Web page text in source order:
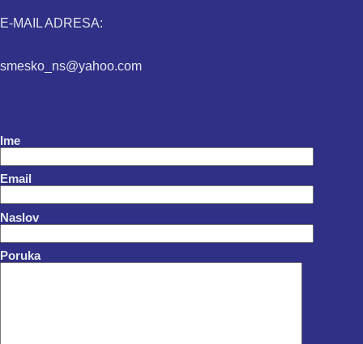
E-MAIL ADRESA:
smesko_ns@yahoo.com
Ime
Email
Naslov
Poruka